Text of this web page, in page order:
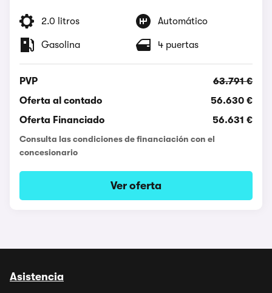
2.0 litros Automático
Gasolina 4 puertas
PVP
63.791 €
Oferta al contado
56.630 €
Oferta Financiado
56.631 €
Consulta las condiciones de financiación con el
concesionario
Ver oferta
Asistencia